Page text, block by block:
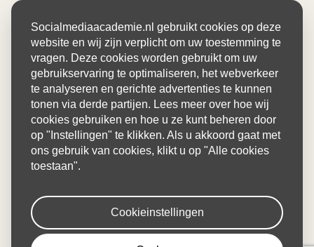
Socialmediaacademie.nl gebruikt cookies op deze
website en wij zijn verplicht om uw toestemming te
vragen. Deze cookies worden gebruikt om uw
gebruikservaring te optimaliseren, het webverkeer
te analyseren en gerichte advertenties te kunnen
tonen via derde partijen. Lees meer over hoe wij
cookies gebruiken en hoe u ze kunt beheren door
op "Instellingen" te klikken. Als u akkoord gaat met
ons gebruik van cookies, klikt u op "Alle cookies
toestaan".
Cookieinstellingen